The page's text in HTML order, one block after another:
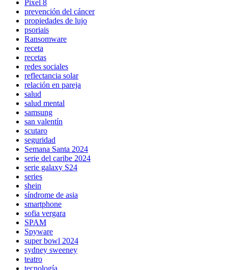
Pixel 8
prevención del cáncer
propiedades de lujo
psoriais
Ransomware
receta
recetas
redes sociales
reflectancia solar
relación en pareja
salud
salud mental
samsung
san valentín
scutaro
seguridad
Semana Santa 2024
serie del caribe 2024
serie galaxy S24
series
shein
síndrome de asia
smartphone
sofia vergara
SPAM
Spyware
super bowl 2024
sydney sweeney
teatro